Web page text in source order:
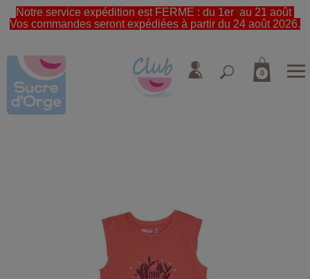
Notre service expédition est FERME : du 1er au 21 août
Vos commandes seront expédiées à partir du 24 août 2026.
0